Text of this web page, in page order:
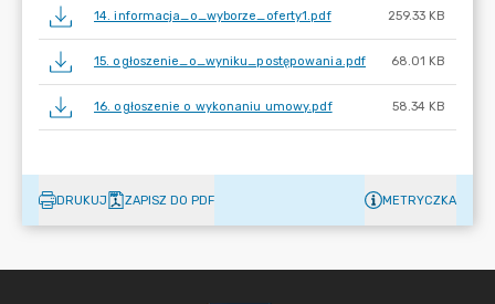
14. informacja_o_wyborze_oferty1.pdf 259.33 KB
15. ogłoszenie_o_wyniku_postępowania.pdf 68.01 KB
16. ogłoszenie o wykonaniu umowy.pdf 58.34 KB
DRUKUJ ZAPISZ DO PDF METRYCZKA